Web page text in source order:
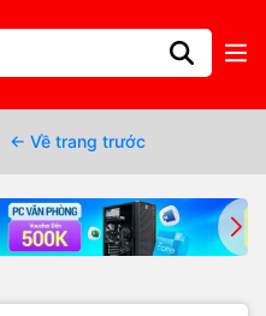
← Về trang trước